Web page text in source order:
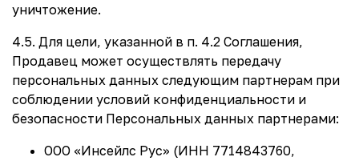
уничтожение.
4.5. Для цели, указанной в п. 4.2 Соглашения,
Продавец может осуществлять передачу
персональных данных следующим партнерам при
соблюдении условий конфиденциальности и
безопасности Персональных данных партнерами:
ООО «Инсейлс Рус» (ИНН 7714843760,